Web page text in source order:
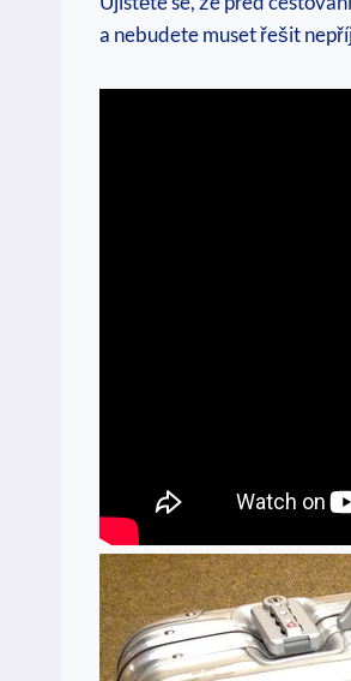
a nebudete muset řešit